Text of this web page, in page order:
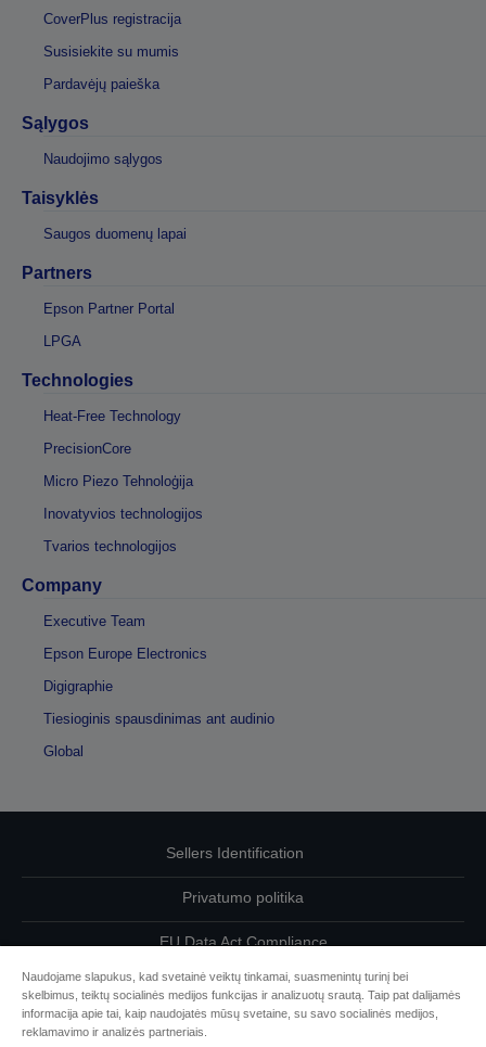
CoverPlus registracija
Susisiekite su mumis
Pardavėjų paieška
Sąlygos
Naudojimo sąlygos
Taisyklės
Saugos duomenų lapai
Partners
Epson Partner Portal
LPGA
Technologies
Heat-Free Technology
PrecisionCore
Micro Piezo Tehnoloģija
Inovatyvios technologijos
Tvarios technologijos
Company
Executive Team
Epson Europe Electronics
Digigraphie
Tiesioginis spausdinimas ant audinio
Global
Sellers Identification
Privatumo politika
EU Data Act Compliance
Susisiekite su mumis dėl savo duomenų
Cookie Information
Naudojame slapukus, kad svetainė veiktų tinkamai, suasmenintų turinį bei
skelbimus, teiktų socialinės medijos funkcijas ir analizuotų srautą. Taip pat dalijamės
informacija apie tai, kaip naudojatės mūsų svetaine, su savo socialinės medijos,
reklamavimo ir analizės partneriais.